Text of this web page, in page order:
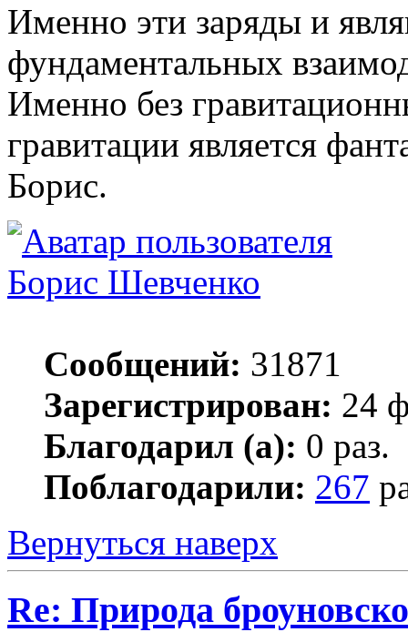
Именно эти заряды и
фундаментальных
Именно без
гравитации является
Борис.
Борис Шевченко
Сообщений: 31871
Зарегистрирован: 24
Благодарил (а): 0 раз.
Поблагодарили: 267
Вернуться наверх
Re: Природа